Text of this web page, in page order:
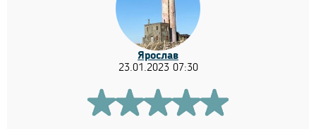
Ярослав
23.01.2023 07:30